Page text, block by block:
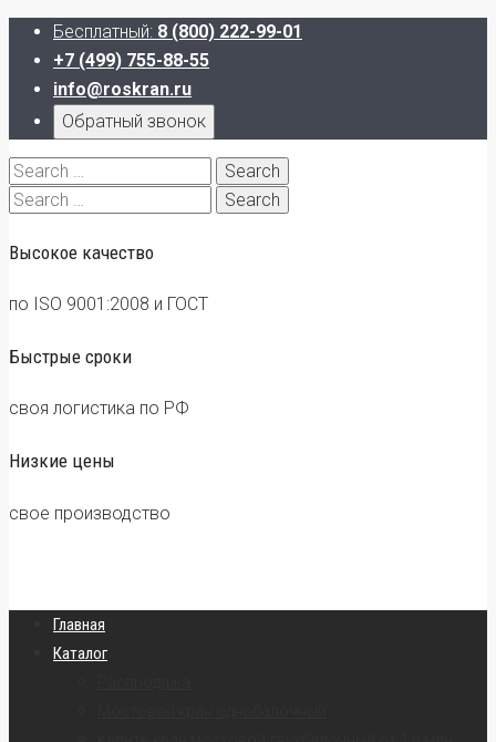
Бесплатный: 8 (800) 222-99-01
+7 (499) 755-88-55
info@roskran.ru
Обратный звонок
Search
for:
Search
Высокое качество
по ISO 9001:2008 и ГОСТ
Быстрые сроки
своя логистика по РФ
Низкие цены
свое производство
Главная
Каталог